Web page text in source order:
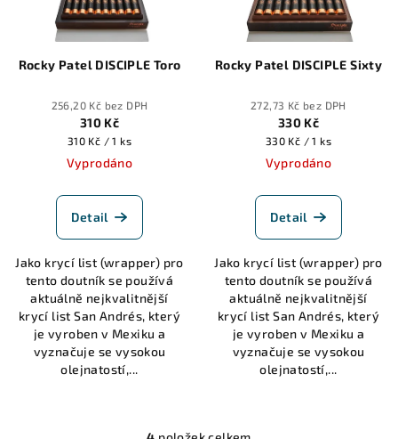
Rocky Patel DISCIPLE Toro
256,20 Kč bez DPH
310 Kč
Měrná
cena:
310 Kč / 1 ks
Vyprodáno
Detail
Jako krycí list (wrapper) pro
tento doutník se používá
aktuálně nejkvalitnější
krycí list San Andrés, který
je vyroben v Mexiku a
vyznačuje se vysokou
olejnatostí,...
Rocky Patel DISCIPLE Sixty
272,73 Kč bez DPH
330 Kč
Měrná
cena:
330 Kč / 1 ks
Vyprodáno
Detail
Jako krycí list (wrapper) pro
tento doutník se používá
aktuálně nejkvalitnější
krycí list San Andrés, který
je vyroben v Mexiku a
vyznačuje se vysokou
olejnatostí,...